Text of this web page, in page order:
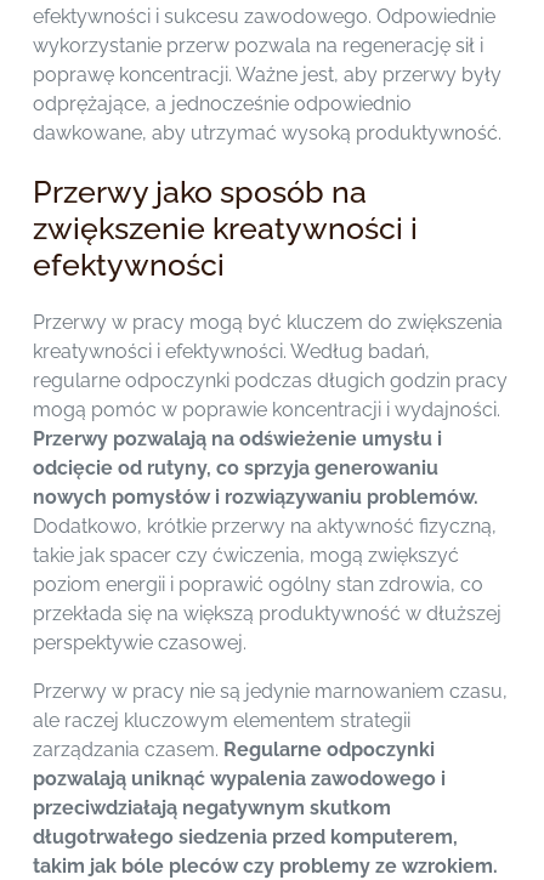
efektywności i sukcesu zawodowego. Odpowiednie
wykorzystanie przerw pozwala na regenerację sił i
poprawę koncentracji. Ważne jest, aby przerwy były
odprężające, a jednocześnie odpowiednio
dawkowane, aby utrzymać wysoką produktywność.
Przerwy jako sposób na
zwiększenie kreatywności i
efektywności
Przerwy w pracy mogą być kluczem do zwiększenia
kreatywności i efektywności. Według badań,
regularne odpoczynki podczas długich godzin pracy
mogą pomóc w poprawie koncentracji i wydajności.
Przerwy pozwalają na odświeżenie umysłu i
odcięcie od rutyny, co sprzyja generowaniu
nowych pomysłów i rozwiązywaniu problemów.
Dodatkowo, krótkie przerwy na aktywność fizyczną,
takie jak spacer czy ćwiczenia, mogą zwiększyć
poziom energii i poprawić ogólny stan zdrowia, co
przekłada się na większą produktywność w dłuższej
perspektywie czasowej.
Przerwy w pracy nie są jedynie marnowaniem czasu,
ale raczej kluczowym elementem strategii
zarządzania czasem. Regularne odpoczynki
pozwalają uniknąć wypalenia zawodowego i
przeciwdziałają negatywnym skutkom
długotrwałego siedzenia przed komputerem,
takim jak bóle pleców czy problemy ze wzrokiem.